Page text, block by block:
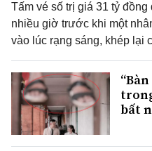
Tấm vé số trị giá 31 tỷ
nhiều giờ trước khi một
vào lúc rạng sáng, khép lại
bất